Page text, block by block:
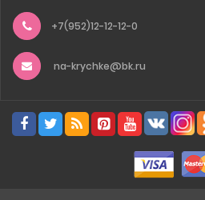
+7(952)12-12-12-0
na-krychke@bk.ru